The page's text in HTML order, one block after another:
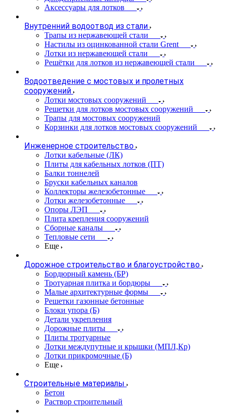
Аксессуары для лотков
Внутренний водоотвод из стали
Трапы из нержавеющей стали
Настилы из оцинкованной стали Grent
Лотки из нержавеющей стали
Решётки для лотков из нержавеющей стали
Водоотведение с мостовых и пролетных
сооружений
Лотки мостовых сооружений
Решетки для лотков мостовых сооружений
Трапы для мостовых сооружений
Корзинки для лотков мостовых сооружений
Инженерное строительство
Лотки кабельные (ЛК)
Плиты для кабельных лотков (ПТ)
Балки тоннелей
Бруски кабельных каналов
Коллекторы железобетонные
Лотки железобетонные
Опоры ЛЭП
Плита крепления сооружений
Сборные каналы
Тепловые сети
Еще
Дорожное строительство и благоустройство
Бордюрный камень (БР)
Тротуарная плитка и бордюры
Малые архитектурные формы
Решетки газонные бетонные
Блоки упора (Б)
Детали укрепления
Дорожные плиты
Плиты тротуарные
Лотки междупутные и крышки (МПЛ,Кр)
Лотки прикромочные (Б)
Еще
Строительные материалы
Бетон
Раствор строительный